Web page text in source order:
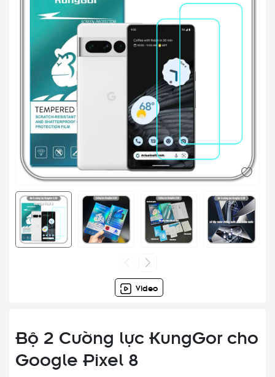
Video
Bộ 2 Cường lực KungGor cho
Google Pixel 8